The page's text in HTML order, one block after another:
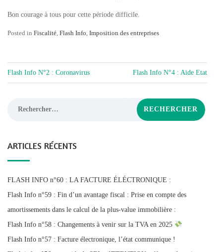
Bon courage à tous pour cette période difficile.
Posted in Fiscalité, Flash Info, Imposition des entreprises
NAVIGATION
DE
L’ARTICLE
Flash Info N°2 : Coronavirus Flash Info N°4 : Aide Etat
ARTICLES RÉCENTS
FLASH INFO n°60 : LA FACTURE ÉLÉCTRONIQUE :
Flash Info n°59 : Fin d’un avantage fiscal : Prise en compte des
amortissements dans le calcul de la plus-value immobilière :
Flash Info n°58 : Changements à venir sur la TVA en 2025
Flash Info n°57 : Facture électronique, l’état communique !